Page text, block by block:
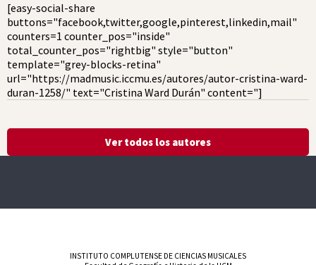
[easy-social-share
buttons="facebook,twitter,google,pinterest,linkedin,mail"
counters=1 counter_pos="inside"
total_counter_pos="rightbig" style="button"
template="grey-blocks-retina"
url="https://madmusic.iccmu.es/autores/autor-cristina-ward-
duran-1258/" text="Cristina Ward Durán" content="]
Ver todos los autores
INSTITUTO COMPLUTENSE DE CIENCIAS MUSICALES